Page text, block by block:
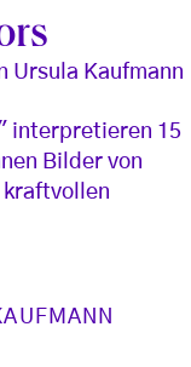
Ursula Kaufmann
interpretieren 15
Bilder von
kraftvollen